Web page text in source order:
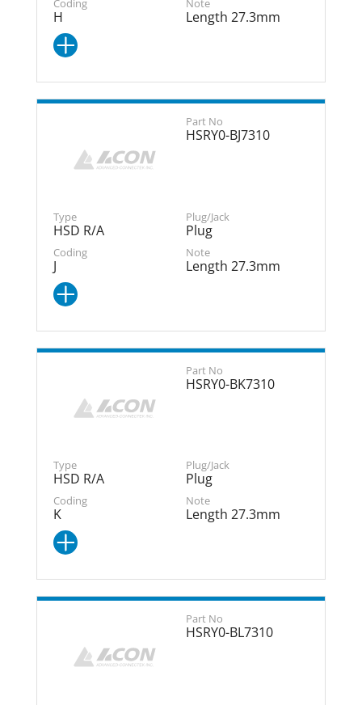
H
Length 27.3mm
HSRY0-BJ7310
HSD R/A
Plug
J
Length 27.3mm
HSRY0-BK7310
HSD R/A
Plug
K
Length 27.3mm
HSRY0-BL7310